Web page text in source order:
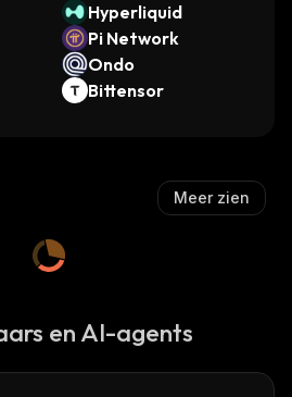
Hyperliquid
Pi Network
Ondo
Bittensor
Meer zien
en AI-agents